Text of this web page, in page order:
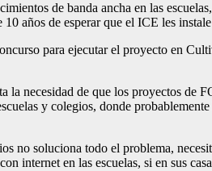
de banda ancha en las
10 años de esperar que el ICE les
para ejecutar el proyecto en
la necesidad de que los proyectos de
y colegios, donde
no soluciona todo el problema,
internet en las escuelas, si en sus